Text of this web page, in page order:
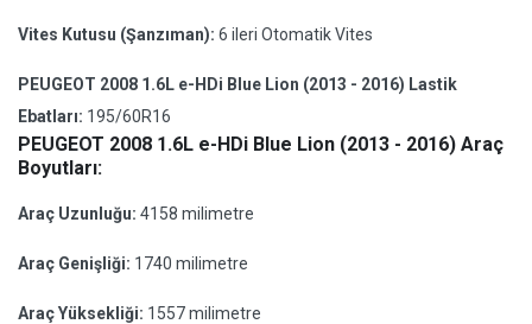
Vites Kutusu (Şanzıman): 6 ileri Otomatik Vites
PEUGEOT 2008 1.6L e-HDi Blue Lion (2013 - 2016) Lastik
Ebatları: 195/60R16
PEUGEOT 2008 1.6L e-HDi Blue Lion (2013 - 2016) Araç
Boyutları:
Araç Uzunluğu: 4158 milimetre
Araç Genişliği: 1740 milimetre
Araç Yüksekliği: 1557 milimetre